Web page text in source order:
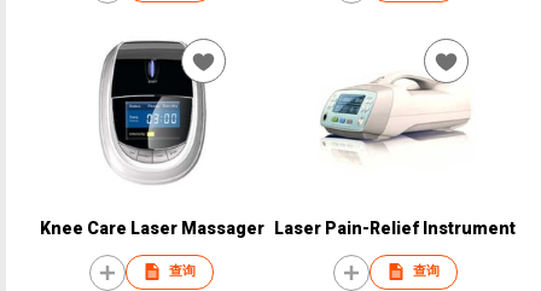
Knee Care Laser Massager
查询
Laser Pain-Relief Instrument
查询